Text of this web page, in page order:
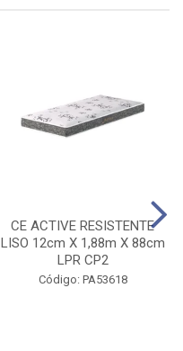
CE ACTIVE RESISTENTE
LISO 12cm X 1,88m X 88cm
LPR CP2
Código: PA53618